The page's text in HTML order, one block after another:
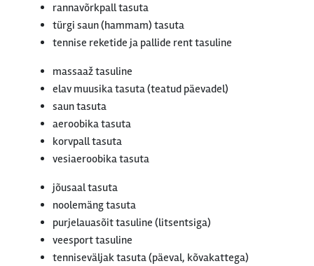
rannavõrkpall tasuta
türgi saun (hammam) tasuta
tennise reketide ja pallide rent tasuline
massaaž tasuline
elav muusika tasuta (teatud päevadel)
saun tasuta
aeroobika tasuta
korvpall tasuta
vesiaeroobika tasuta
jõusaal tasuta
noolemäng tasuta
purjelauasõit tasuline (litsentsiga)
veesport tasuline
tenniseväljak tasuta (päeval, kõvakattega)